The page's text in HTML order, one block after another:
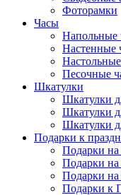
Фоторамки
Часы
Напольные
Настенные
Песочные
Шкатулки
Шкатулки
Шкатулки
Шкатулки
Подарки к
Подарки
Подарки на
Подарки
Подарки к